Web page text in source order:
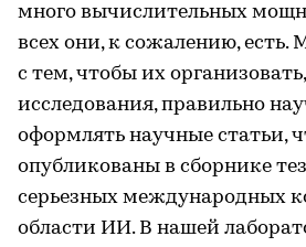
много вычислительных
всех они, к сожалению,
с тем, чтобы их
исследования, правильно
оформлять научные статьи,
опубликованы в сборнике
серьезных международных
области ИИ. В нашей